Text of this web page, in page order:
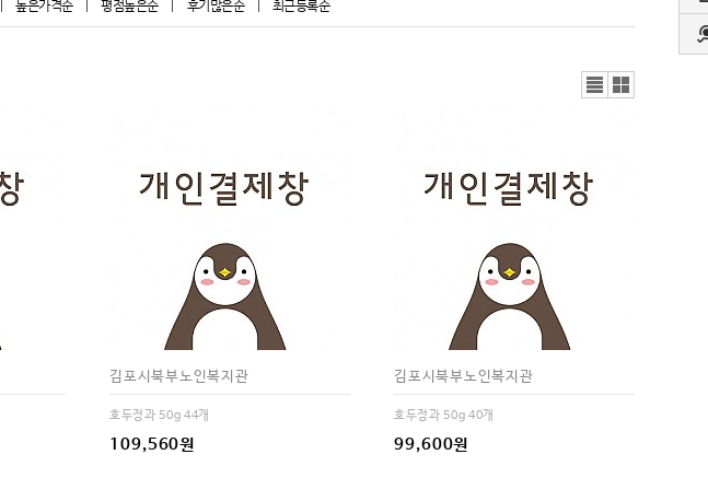
높은가격순 평점높은순 후기많은순 최근등록순
리스
트뷰
갤러
리뷰
김포시북부노인복지관
호두정과 50g 44개
109,560원
김포시북부노인복지관
호두정과 50g 40개
99,600원